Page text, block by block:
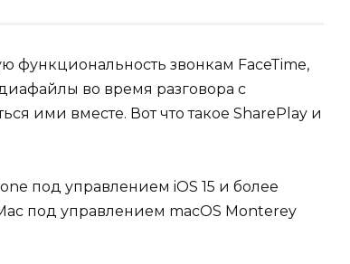
функциональность звонкам FaceTime,
во время разговора с
ими вместе. Вот что такое SharePlay и
под управлением iOS 15 и более
под управлением macOS Monterey